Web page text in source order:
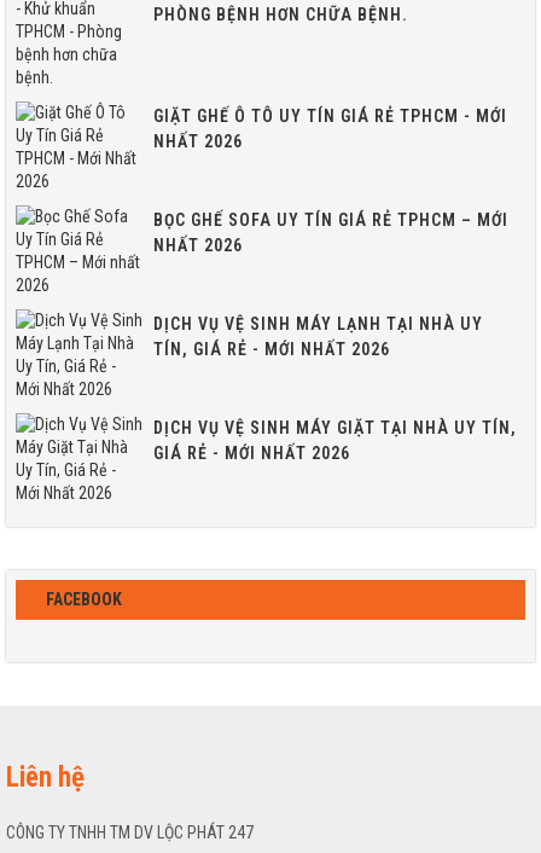
PHÒNG BỆNH HƠN CHỮA BỆNH.
GIẶT GHẾ Ô TÔ UY TÍN GIÁ RẺ TPHCM - MỚI
NHẤT 2026
BỌC GHẾ SOFA UY TÍN GIÁ RẺ TPHCM – MỚI
NHẤT 2026
DỊCH VỤ VỆ SINH MÁY LẠNH TẠI NHÀ UY
TÍN, GIÁ RẺ - MỚI NHẤT 2026
DỊCH VỤ VỆ SINH MÁY GIẶT TẠI NHÀ UY TÍN,
GIÁ RẺ - MỚI NHẤT 2026
FACEBOOK
Liên hệ
CÔNG TY TNHH TM DV LỘC PHÁT 247